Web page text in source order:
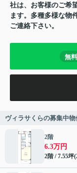
社は、お客様のご希
ます。多種多様な物
ご連絡下さい。
無料
ヴィラサくらの募集中物
2階
6.3万円
2階 / 7.55坪